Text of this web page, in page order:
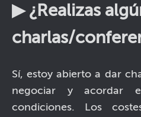
▶ ¿Realizas
charlas/
Sí, estoy abierto a dar
negociar y acordar
condiciones. Los